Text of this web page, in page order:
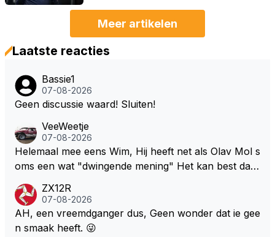
Meer artikelen
Laatste reacties
Bassie1
07-08-2026
Geen discussie waard! Sluiten!
VeeWeetje
07-08-2026
Helemaal mee eens Wim, Hij heeft net als Olav Mol s
oms een wat "dwingende mening" Het kan best dat
l bij Windsor op te roepen. Maar in een tijd zonder r
aces zijn dit leuke berichtjes
ZX12R
07-08-2026
AH, een vreemdganger dus, Geen wonder dat ie gee
n smaak heeft. 😜